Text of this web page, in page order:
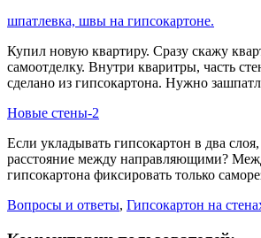
шпатлевка, швы на гипсокартоне.
Купил новую квартиру. Сразу скажу
самоотделку. Внутри кваритры, часть
сделано из гипсокартона. Нужно
Новые стены-2
Если укладывать гипсокартон в два
расстояние между направляющими?
гипсокартона фиксировать только
Вопросы и ответы, Гипсокартон на